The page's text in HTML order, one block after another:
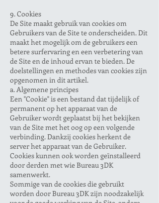
9. Cookies
De Site maakt gebruik van cookies om
Gebruikers van de Site te onderscheiden. Dit
maakt het mogelijk om de gebruikers een
betere surfervaring en een verbetering van
de Site en de inhoud ervan te bieden. De
doelstellingen en methodes van cookies zijn
opgenomen in dit artikel.
a. Algemene principes
Een "Cookie" is een bestand dat tijdelijk of
permanent op het apparaat van de
Gebruiker wordt geplaatst bij het bekijken
van de Site met het oog op een volgende
verbinding. Dankzij cookies herkent de
server het apparaat van de Gebruiker.
Cookies kunnen ook worden geïnstalleerd
door derden met wie Bureau 3DK
samenwerkt.
Sommige van de cookies die gebruikt
worden door Bureau 3DK zijn noodzakelijk